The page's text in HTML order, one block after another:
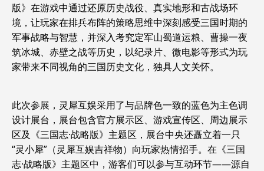
版》在游戏中通过还原历史战役、真实地形和古战场环
境，让玩家在排兵布阵的策略思维中深刻感受三国时期的
军事战略与智慧，并深入考究定军山蜀道运粮、曹操一夜
筑冰城、赤壁之战等历史，以纪录片、微电影等形式为玩
家带来不同视角的三国历史文化，独具人文关怀。
此次参展，灵犀互娱采用了与品牌色一致的蓝色为主色调
设计展台，展台包含官方展示区、游戏宣传区、周边展示
区及《三国志·战略版》主题区，展台中央还矗立着一只
“灵小犀”（灵犀互娱吉祥物）向玩家热情招手。在《三国
志·战略版》主题区中，游客们可以参与互动环节——源自